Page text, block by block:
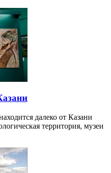
далеко от Казани
территория, музеи